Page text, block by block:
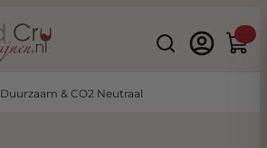
Search
Duurzaam & CO2 Neutraal